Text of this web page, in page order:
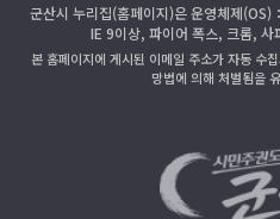
군산시 누리집(홈페이지)은 운영체제
IE 9이상, 파이어 폭스, 크롬, 사
본 홈페이지에 게시된 이메일 주소가 자동 수
망법에 의해 처벌됨을